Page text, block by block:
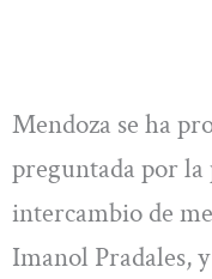
Mendoza se ha
preguntada por
intercambio de
Imanol Pradales,